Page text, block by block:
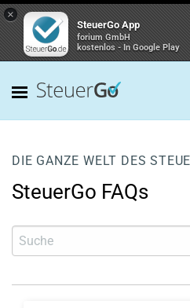
×
SteuerGo App
forium GmbH
kostenlos - In Google Play
DIE GANZE WELT DES
SteuerGo FAQs